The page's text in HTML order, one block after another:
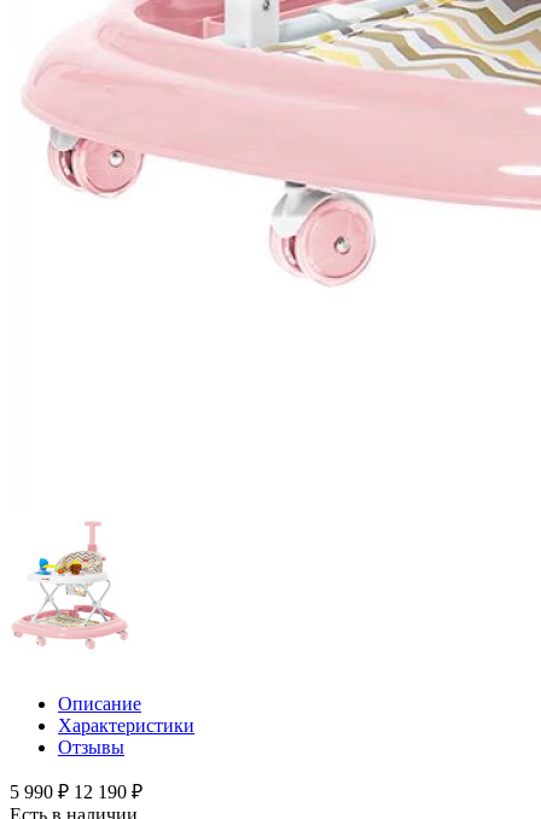
Описание
Характеристики
Отзывы
5 990 ₽ 12 190 ₽
Есть в наличии